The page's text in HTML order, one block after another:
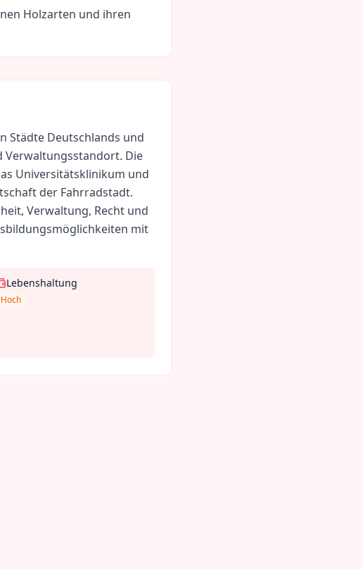
Holzarten und ihren
Städte Deutschlands und
Verwaltungsstandort. Die
Universitätsklinikum und
der Fahrradstadt.
Verwaltung, Recht und
mit
Lebenshaltung
Hoch